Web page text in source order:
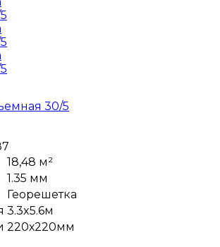
30/5
18,48 м²
1.35 мм
Георешетка
3.3x5.6м
220х220мм